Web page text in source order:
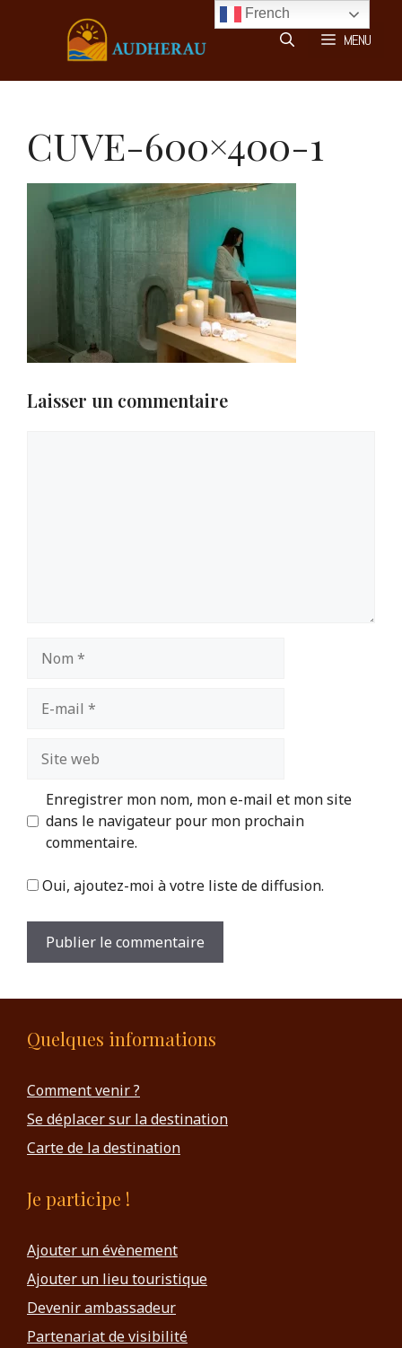
MENU
CUVE-600×400-1
Laisser un commentaire
mail
web
Enregistrer mon nom, mon e-mail et mon site
dans le navigateur pour mon prochain
commentaire.
Oui, ajoutez-moi à votre liste de diffusion.
Quelques informations
Comment venir ?
Se déplacer sur la destination
Carte de la destination
Je participe !
Ajouter un évènement
Ajouter un lieu touristique
Devenir ambassadeur
Partenariat de visibilité
French